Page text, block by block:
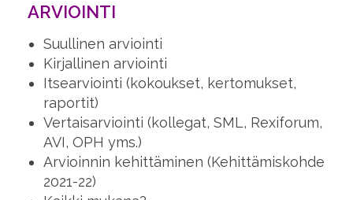
ARVIOINTI
Suullinen arviointi
Kirjallinen arviointi
Itsearviointi (kokoukset, kertomukset,
raportit)
Vertaisarviointi (kollegat, SML, Rexiforum,
AVI, OPH yms.)
Arvioinnin kehittäminen (Kehittämiskohde
2021-22)